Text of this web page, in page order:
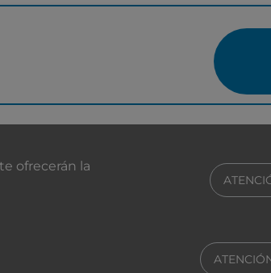
ofrecerán la